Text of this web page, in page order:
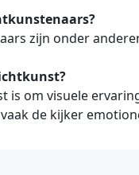
zijn onder
is om visuele
de kijker